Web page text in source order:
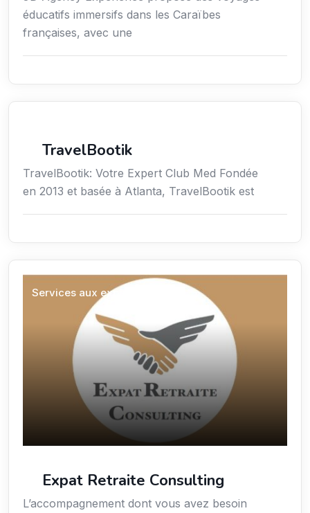
éducatifs immersifs dans les Caraïbes
françaises, avec une
TravelBootik
TravelBootik: Votre Expert Club Med Fondée
en 2013 et basée à Atlanta, TravelBootik est
Services aux expatriés
Expat Retraite Consulting
L’accompagnement dont vous avez besoin